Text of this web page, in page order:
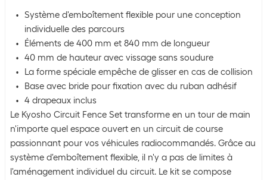
Système d'emboîtement flexible pour une conception
individuelle des parcours
Éléments de 400 mm et 840 mm de longueur
40 mm de hauteur avec vissage sans soudure
La forme spéciale empêche de glisser en cas de collision
Base avec bride pour fixation avec du ruban adhésif
4 drapeaux inclus
Le Kyosho Circuit Fence Set transforme en un tour de main
n'importe quel espace ouvert en un circuit de course
passionnant pour vos véhicules radiocommandés. Grâce au
système d'emboîtement flexible, il n'y a pas de limites à
l'aménagement individuel du circuit. Le kit se compose